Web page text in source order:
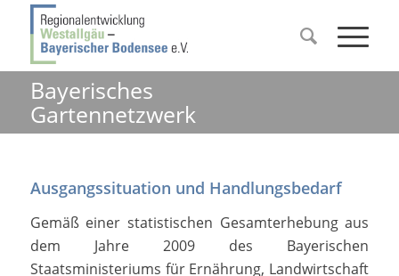
Bayerisches
Gartennetzwerk
Ausgangssituation und Handlungsbedarf
Gemäß einer statistischen Gesamterhebung aus
dem Jahre 2009 des Bayerischen
Staatsministeriums für Ernährung, Landwirtschaft